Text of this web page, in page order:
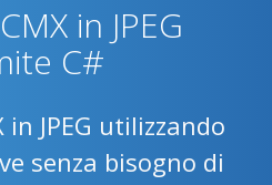
in JPEG
C#
JPEG utilizzando
senza bisogno di